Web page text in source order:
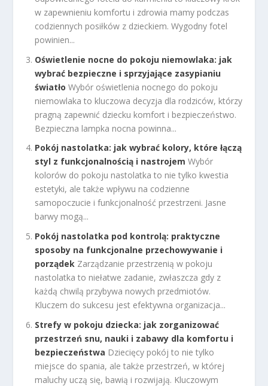
w zapewnieniu komfortu i zdrowia mamy podczas
codziennych posiłków z dzieckiem. Wygodny fotel
powinien...
Oświetlenie nocne do pokoju niemowlaka: jak
wybrać bezpieczne i sprzyjające zasypianiu
światło Wybór oświetlenia nocnego do pokoju
niemowlaka to kluczowa decyzja dla rodziców, którzy
pragną zapewnić dziecku komfort i bezpieczeństwo.
Bezpieczna lampka nocna powinna...
Pokój nastolatka: jak wybrać kolory, które łączą
styl z funkcjonalnością i nastrojem Wybór
kolorów do pokoju nastolatka to nie tylko kwestia
estetyki, ale także wpływu na codzienne
samopoczucie i funkcjonalność przestrzeni. Jasne
barwy mogą...
Pokój nastolatka pod kontrolą: praktyczne
sposoby na funkcjonalne przechowywanie i
porządek Zarządzanie przestrzenią w pokoju
nastolatka to niełatwe zadanie, zwłaszcza gdy z
każdą chwilą przybywa nowych przedmiotów.
Kluczem do sukcesu jest efektywna organizacja...
Strefy w pokoju dziecka: jak zorganizować
przestrzeń snu, nauki i zabawy dla komfortu i
bezpieczeństwa Dziecięcy pokój to nie tylko
miejsce do spania, ale także przestrzeń, w której
maluchy uczą się, bawią i rozwijają. Kluczowym